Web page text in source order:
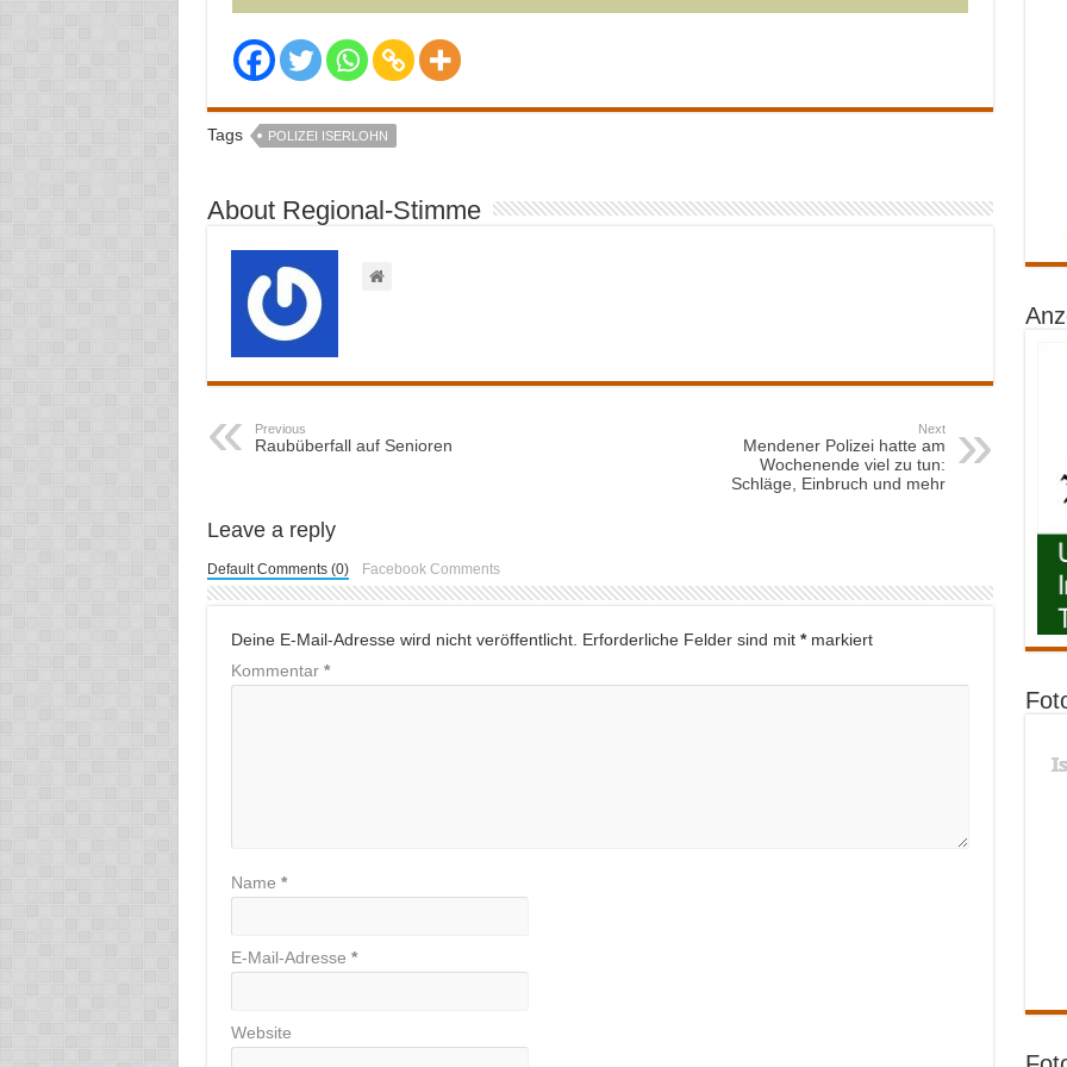
Tags POLIZEI ISERLOHN
About Regional-Stimme
Previous
Raubüberfall auf Senioren
Next
Mendener Polizei hatte am
Wochenende viel zu tun:
Schläge, Einbruch und mehr
Leave a reply
Default Comments (0) Facebook Comments
Deine E-Mail-Adresse wird nicht veröffentlicht. Erforderliche Felder sind mit *markiert
Kommentar *
Name *
E-Mail-Adresse *
Website